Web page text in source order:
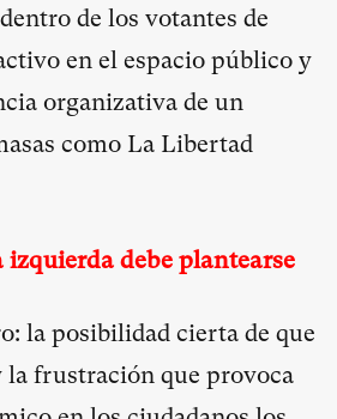
de los votantes de
en el espacio público y
organizativa de un
como La Libertad
izquierda debe plantearse
la posibilidad cierta de que
la frustración que provoca